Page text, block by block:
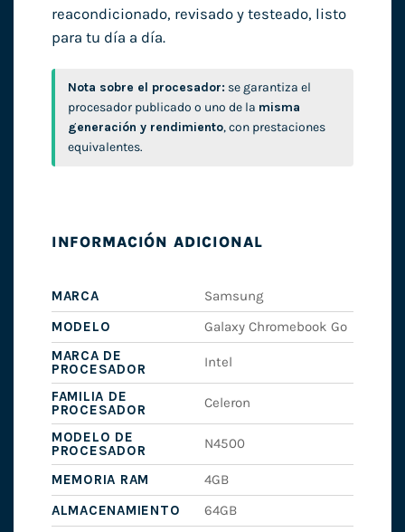
reacondicionado, revisado y testeado, listo
para tu día a día.
Nota sobre el procesador: se garantiza el
procesador publicado o uno de la misma
generación y rendimiento, con prestaciones
equivalentes.
INFORMACIÓN ADICIONAL
MARCA
Samsung
MODELO
Galaxy Chromebook Go
MARCA DE
PROCESADOR
Intel
FAMILIA DE
PROCESADOR
Celeron
MODELO DE
PROCESADOR
N4500
MEMORIA RAM
4GB
ALMACENAMIENTO
64GB